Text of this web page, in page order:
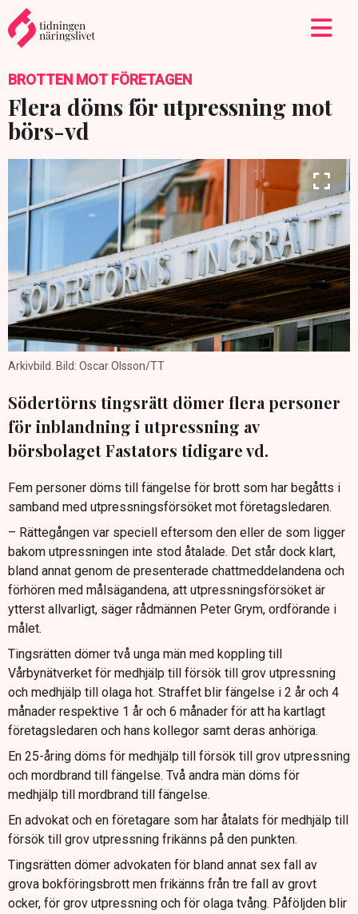
BROTTEN MOT FÖRETAGEN
Flera döms för utpressning mot
börs-vd
Arkivbild. Bild: Oscar Olsson/TT
Södertörns tingsrätt dömer flera personer
för inblandning i utpressning av
börsbolaget Fastators tidigare vd.
Fem personer döms till fängelse för brott som har begåtts i
samband med utpressningsförsöket mot företagsledaren.
– Rättegången var speciell eftersom den eller de som ligger
bakom utpressningen inte stod åtalade. Det står dock klart,
bland annat genom de presenterade chattmeddelandena och
förhören med målsägandena, att utpressningsförsöket är
ytterst allvarligt, säger rådmännen Peter Grym, ordförande i
målet.
Tingsrätten dömer två unga män med koppling till
Vårbynätverket för medhjälp till försök till grov utpressning
och medhjälp till olaga hot. Straffet blir fängelse i 2 år och 4
månader respektive 1 år och 6 månader för att ha kartlagt
företagsledaren och hans kollegor samt deras anhöriga.
En 25-åring döms för medhjälp till försök till grov utpressning
och mordbrand till fängelse. Två andra män döms för
medhjälp till mordbrand till fängelse.
En advokat och en företagare som har åtalats för medhjälp till
försök till grov utpressning frikänns på den punkten.
Tingsrätten dömer advokaten för bland annat sex fall av
grova bokföringsbrott men frikänns från tre fall av grovt
ocker, för grov utpressning och för olaga tvång. Påföljden blir